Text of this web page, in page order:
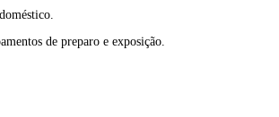
de preparo e exposição.